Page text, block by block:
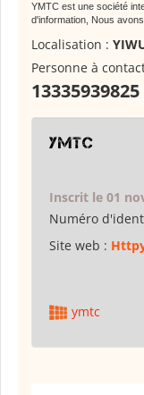
YMTC est une société
d'information, Nous
Localisation :
Personne à
13335939825
ymtc
Inscrit le 01
Numéro
Site web :
ymtc